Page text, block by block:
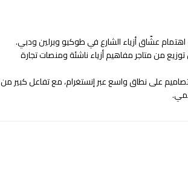
عشّاق أزياء الشارع في طوكيو وبرلين ودبي.
من متاجر مفاهيم أزياء ناشئة ومنصات تجارة
على نطاق واسع عبر إنستغرام، مع تفاعل كبير من